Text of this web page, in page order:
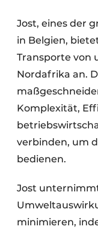
Jost, eines der
in Belgien,
Transporte von
Nordafrika an.
Komplexität,
verbinden, um
bedienen.
Jost
minimieren,